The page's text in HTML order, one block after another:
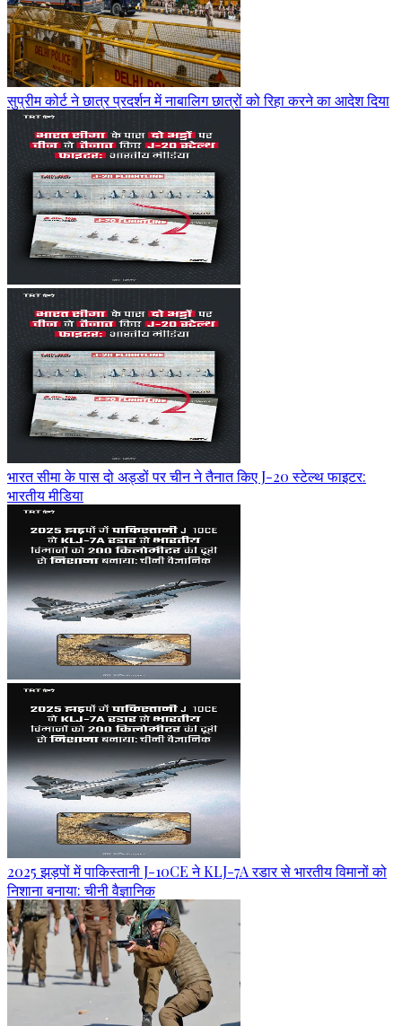
सुप्रीम कोर्ट ने छात्र प्रदर्शन में नाबालिग छात्रों को रिहा करने का आदेश दिया
भारत सीमा के पास दो अड्डों पर चीन ने तैनात किए J-20 स्टेल्थ फाइटर:
भारतीय मीडिया
2025 झड़पों में पाकिस्तानी J-10CE ने KLJ-7A रडार से भारतीय विमानों को
निशाना बनाया: चीनी वैज्ञानिक